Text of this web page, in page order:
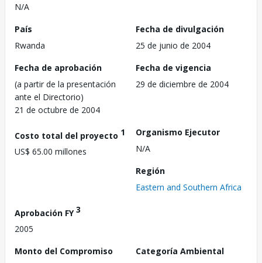
N/A
País
Rwanda
Fecha de divulgación
25 de junio de 2004
Fecha de aprobación
(a partir de la presentación
ante el Directorio)
21 de octubre de 2004
Fecha de vigencia
29 de diciembre de 2004
Costo total del proyecto 1
US$ 65.00 millones
Organismo Ejecutor
N/A
Región
Eastern and Southern Africa
Aprobación FY3
2005
Monto del Compromiso
Categoría Ambiental